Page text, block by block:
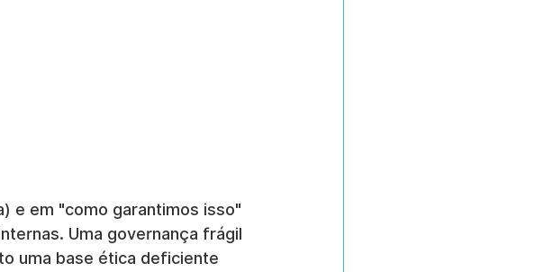
e em "como garantimos isso"
Uma governança frágil
uma base ética deficiente